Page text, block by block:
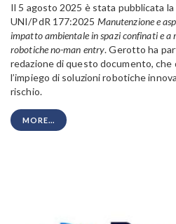
Il 5 agosto 2025 è stata pubblicata
UNI/PdR 177:2025 Manutenzione e
impatto ambientale in spazi confinati e a
robotiche no-man entry. Gerotto ha
redazione di questo documento, che
l’impiego di soluzioni robotiche
rischio.
MORE...